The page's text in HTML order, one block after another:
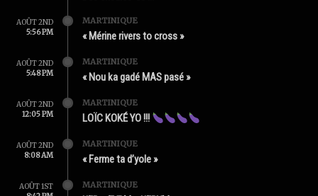
AOÛT 2ND
5:56 PM
MARTINIQUE
« Mérine rivers to cross »
AOÛT 2ND
5:48 PM
MARTINIQUE
« Nou ka gadé MAS pasé »
AOÛT 2ND
12:05 PM
MARTINIQUE
LOÏC KOKÉ YO !!!
AOÛT 2ND
8:08 AM
MARTINIQUE
« Ferme ta d’yole »
AOÛT 1ST
MARTINIQUE